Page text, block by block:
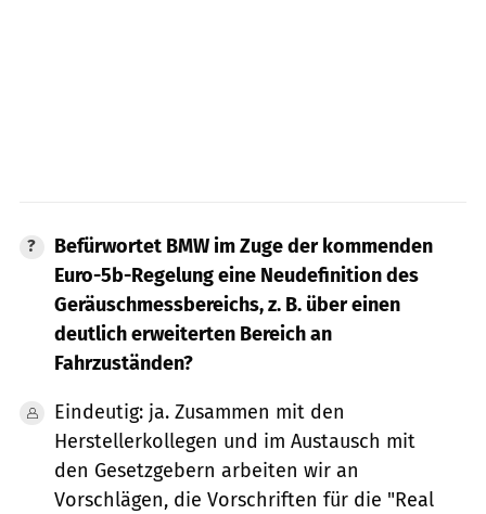
Befürwortet BMW im Zuge der kommenden
Euro-5b-Regelung eine Neudefinition des
Geräuschmessbereichs, z. B. über einen
deutlich erweiterten Bereich an
Fahrzuständen?
Eindeutig: ja. Zusammen mit den
Herstellerkollegen und im Austausch mit
den Gesetzgebern arbeiten wir an
Vorschlägen, die Vorschriften für die "Real